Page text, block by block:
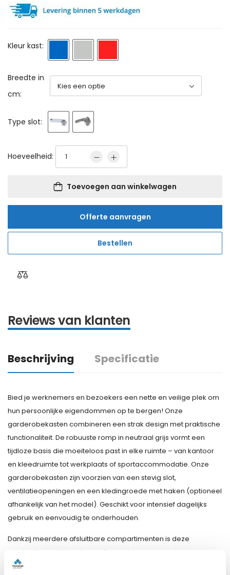
Kleur kast:
Breedte in
cm:
Type slot:
Hoeveelheid:
Toevoegen aan winkelwagen
Offerte aanvragen
Bestellen
Reviews van klanten
Beschrijving Specificatie
Bied je werknemers en bezoekers een nette en veilige plek om
hun persoonlijke eigendommen op te bergen! Onze
garderobekasten combineren een strak design met praktische
functionaliteit. De robuuste romp in neutraal grijs vormt een
tijdloze basis die moeiteloos past in elke ruimte – van kantoor
en kleedruimte tot werkplaats of sportaccommodatie. Onze
garderobekasten zijn voorzien van een stevig slot,
ventilatieopeningen en een kledingroede met haken (optioneel
afhankelijk van het model). Geschikt voor intensief dagelijks
gebruik en eenvoudig te onderhouden.
Dankzij meerdere afsluitbare compartimenten is deze
garderobekast ideaal voor diverse binnenomgevingen waar
veiligheid en uitstraling beide van belang zijn. Elk compartiment